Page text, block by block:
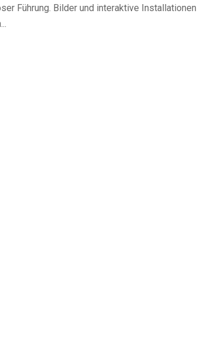
Führung. Bilder und interaktive Installationen